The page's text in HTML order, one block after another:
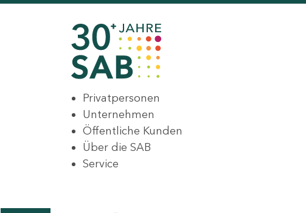
Privatpersonen
Unternehmen
Öffentliche Kunden
Über die SAB
Service